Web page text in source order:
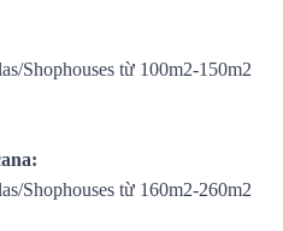
Shophouses từ 100m2-150m2
Shophouses từ 160m2-260m2